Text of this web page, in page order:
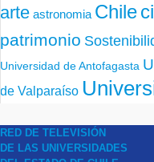
arte astronomia Chile
patrimonio
Universidad de Antofagasta
de Valparaíso
RED DE TELEVISIÓN
DE LAS UNIVERSIDADES